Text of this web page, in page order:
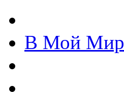
В Мой Мир